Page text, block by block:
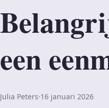
een
Julia Peters·16 januari 2026